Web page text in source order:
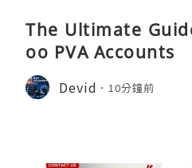
The Ultimate
oo PVA Accounts
Devid 10分鐘前